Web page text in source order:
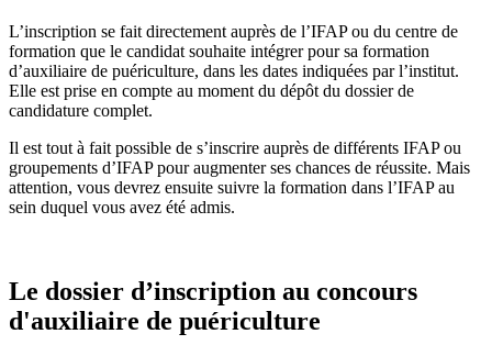
L’inscription se fait directement auprès de l’IFAP ou du centre de
formation que le candidat souhaite intégrer pour sa formation
d’auxiliaire de puériculture, dans les dates indiquées par l’institut.
Elle est prise en compte au moment du dépôt du dossier de
candidature complet.
Il est tout à fait possible de s’inscrire auprès de différents IFAP ou
groupements d’IFAP pour augmenter ses chances de réussite. Mais
attention, vous devrez ensuite suivre la formation dans l’IFAP au
sein duquel vous avez été admis.
Le dossier d’inscription au concours
d'auxiliaire de puériculture